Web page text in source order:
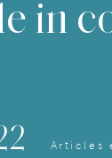
in
Articles